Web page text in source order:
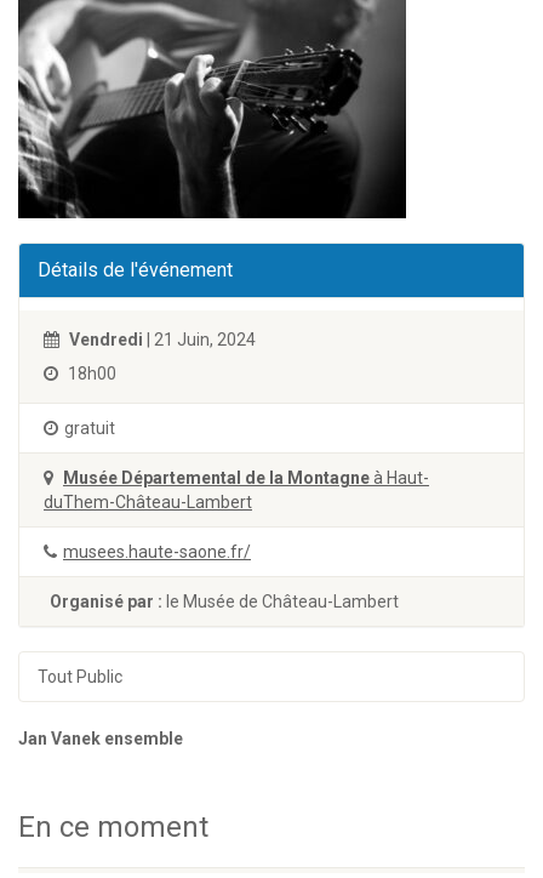
Détails de l'événement
Vendredi | 21 Juin, 2024
18h00
gratuit
Musée Départemental de la Montagneà Haut-
duThem-Château-Lambert
musees.haute-saone.fr/
Organisé par : le Musée de Château-Lambert
Tout Public
Jan Vanek ensemble
En ce moment